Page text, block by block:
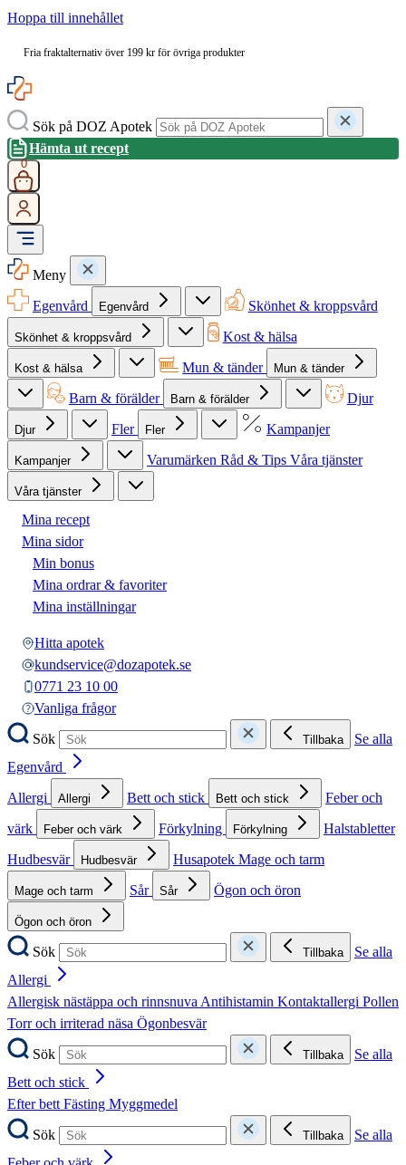
Hoppa till innehållet
Fria fraktalternativ över 199 kr för övriga produkter
Sök på DOZ Apotek
Hämta ut recept
0
Meny
Egenvård
Egenvård Skönhet & kroppsvård
Skönhet & kroppsvård Kost & hälsa
Kost & hälsa Mun & tänder Mun & tänder
Barn & förälder Barn & förälder Djur
Djur Fler Fler Kampanjer
Kampanjer Varumärken Råd & Tips Våra tjänster
Våra tjänster
Mina recept
Mina sidor
Min bonus
Mina ordrar & favoriter
Mina inställningar
Hitta apotek
kundservice@dozapotek.se
0771 23 10 00
Vanliga frågor
Sök
Tillbaka
Se alla
Egenvård
Allergi
Allergi Bett och stick Bett och stick
Feber och
värk
Feber och värk Förkylning Förkylning
Halstabletter
Hudbesvär
Hudbesvär Husapotek Mage och tarm
Mage och tarm Sår Sår Ögon och öron
Ögon och öron
Sök Tillbaka
Se alla
Allergi
Allergisk nästäppa och rinnsnuvaAntihistamin Kontaktallergi Pollen
Torr och irriterad näsa Ögonbesvär
Sök
Tillbaka
Se alla
Bett och stick
Efter bettFästing Myggmedel
Sök
Tillbaka
Se alla